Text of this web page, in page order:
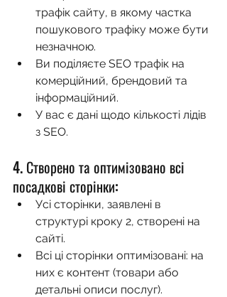
трафік сайту, в якому частка
пошукового трафіку може бути
незначною.
Ви поділяєте SEO трафік на
комерційний, брендовий та
інформаційний.
У вас є дані щодо кількості лідів
з SEO.
4. Створено та оптимізовано всі
посадкові сторінки:
Усі сторінки, заявлені в
структурі кроку 2, створені на
сайті.
Всі ці сторінки оптимізовані: на
них є контент (товари або
детальні описи послуг).